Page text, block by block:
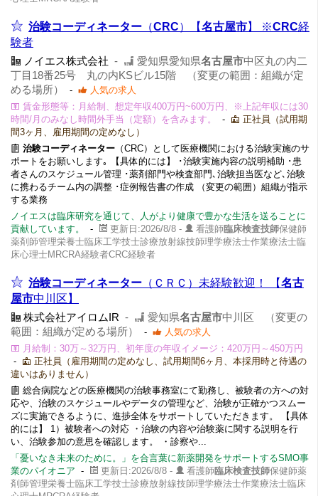
治験コーディネーター （CRC）【名古屋市】 ※CRC経
験者
ノイエス株式会社 - 愛知県愛知県名古屋市中区丸の内二
丁目18番25号 丸の内KSビル15階 （変更の範囲：組織が定
める場所）
-
人気の求人
賃金形態等：月給制、想定年収400万円~600万円、※上記年収には30
時間/月のみなし時間外手当（定額）を含みます。
-
正社員（試用期
間3ヶ月、雇用期間の定めなし）
治験コーディネーター （CRC）として医療機関における治験実施のサ
ポートをお願いします｡ 【具体的には】 ･治験実施内容の説明補助 ･患
者さんのスケジュール管理 ･薬剤部門や検査部門､治験担当医など､治験
に携わるチーム内の調整 ･症例報告書の作成 （変更の範囲）組織が指示
する業務
ノイエスは臨床研究を通じて、人がより健康で豊かな生活を送ることに
貢献しています。
- 更新日:2026/8/8 - 看護師 臨床検査技師保健師
薬剤師管理栄養士臨床工学技士診療放射線技師理学療法士作業療法士臨
床心理士MRCRA経験者CRC経験者
治験コーディネーター （ＣＲＣ）未経験歓迎！ 【名古
屋市中川区】
株式会社アイロムIR - 愛知県名古屋市中川区 （変更の
範囲：組織が定める場所）
-
人気の求人
月給制：30万～32万円、初年度の年収イメージ：420万円～450万円
-
正社員（雇用期間の定めなし、試用期間6ヶ月、本採用時と待遇の
違いはありません）
総合病院などの医療機関の治験事務室にて勤務し、被験者の方への対
応や、治験のスケジュールやデータの管理など、治験が正確かつスムー
ズに実施できるように、進捗全体をサポートしていただきます。 【具体
的には】 1）被験者への対応 ・治験の内容や治験薬に関する説明を行
い、治験参加の意思を確認します。 ・診察や...
「憂いなき未来のために。」を合言葉に新薬開発をサポートするSMO事
業のパイオニア - 更新日:2026/8/8 - 看護師 臨床検査技師保健師薬
剤師管理栄養士臨床工学技士診療放射線技師理学療法士作業療法士臨床